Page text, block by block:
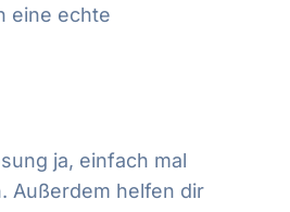
eine echte
ja, einfach mal
Außerdem helfen dir